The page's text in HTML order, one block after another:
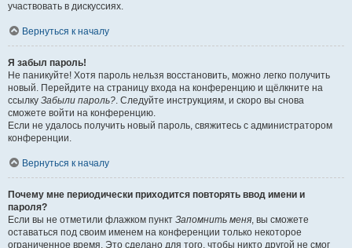
участвовать в дискуссиях.
Вернуться к началу
Я забыл пароль!
Не паникуйте! Хотя пароль нельзя восстановить, можно легко получить
новый. Перейдите на страницу входа на конференцию и щёлкните на
ссылку Забыли пароль?. Следуйте инструкциям, и скоро вы снова
сможете войти на конференцию.
Если не удалось получить новый пароль, свяжитесь с администратором
конференции.
Вернуться к началу
Почему мне периодически приходится повторять ввод имени и
пароля?
Если вы не отметили флажком пункт Запомнить меня, вы сможете
оставаться под своим именем на конференции только некоторое
ограниченное время. Это сделано для того, чтобы никто другой не смог